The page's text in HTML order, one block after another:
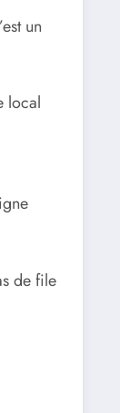
un
local
de file